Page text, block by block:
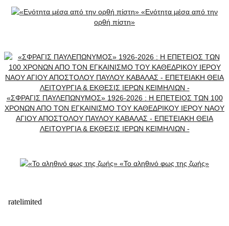
«Ενότητα μέσα από την
ορθή πίστη»
«ΣΦΡΑΓΙΣ ΠΑΥΛΕΠΩΝΥΜΟΣ» 1926-2026 : Η ΕΠΕΤΕΙΟΣ ΤΩΝ 100
ΧΡΟΝΩΝ ΑΠΟ ΤΟΝ ΕΓΚΑΙΝΙΣΜΟ ΤΟΥ ΚΑΘΕΔΡΙΚΟΥ ΙΕΡΟΥ ΝΑΟΥ
ΑΓΙΟΥ ΑΠΟΣΤΟΛΟΥ ΠΑΥΛΟΥ ΚΑΒΑΛΑΣ - ΕΠΕΤΕΙΑΚΗ ΘΕΙΑ
ΛΕΙΤΟΥΡΓΙΑ & ΕΚΘΕΣΙΣ ΙΕΡΩΝ ΚΕΙΜΗΛΙΩΝ -
«Το αληθινό φως της ζωής»